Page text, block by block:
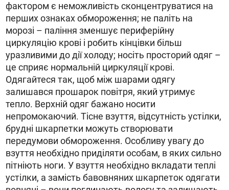
фактором є неможливість сконцентруватися на
перших ознаках обмороження; не паліть на
морозі – паління зменшує периферійну
циркуляцію крові і робить кінцівки більш
уразливими до дії холоду; носіть просторий одяг –
це сприяє нормальній циркуляції крові.
Одягайтеся так, щоб між шарами одягу
залишався прошарок повітря, який утримує
тепло. Верхній одяг бажано носити
непромокаючий. Тісне взуття, відсутність устілки,
брудні шкарпетки можуть створювати
передумови обмороження. Особливу увагу до
взуття необхідно приділяти особам, в яких сильно
пітніють ноги. У взуття необхідно вкладати теплі
устілки, а замість бавовняних шкарпеток одягати